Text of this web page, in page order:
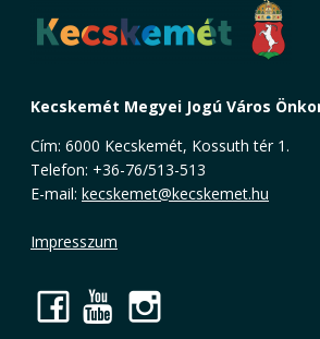
Kecskemét Megyei Jogú Város
Cím: 6000 Kecskemét, Kossuth tér 1.
Telefon: +36-76/513-513
E-mail: kecskemet@kecskemet.hu
Impresszum
Facebook
YouTube